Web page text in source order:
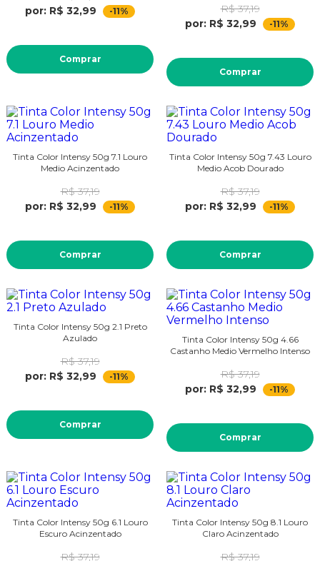
por: R$ 32,99
-11%
Comprar
R$ 37,19
por: R$ 32,99
-11%
Comprar
Tinta Color Intensy 50g 7.1 Louro
Medio Acinzentado
R$ 37,19
por: R$ 32,99
-11%
Comprar
Tinta Color Intensy 50g 7.43 Louro
Medio Acob Dourado
R$ 37,19
por: R$ 32,99
-11%
Comprar
Tinta Color Intensy 50g 2.1 Preto
Azulado
R$ 37,19
por: R$ 32,99
-11%
Comprar
Tinta Color Intensy 50g 4.66
Castanho Medio Vermelho Intenso
R$ 37,19
por: R$ 32,99
-11%
Comprar
Tinta Color Intensy 50g 6.1 Louro
Escuro Acinzentado
R$ 37,19
Tinta Color Intensy 50g 8.1 Louro
Claro Acinzentado
R$ 37,19